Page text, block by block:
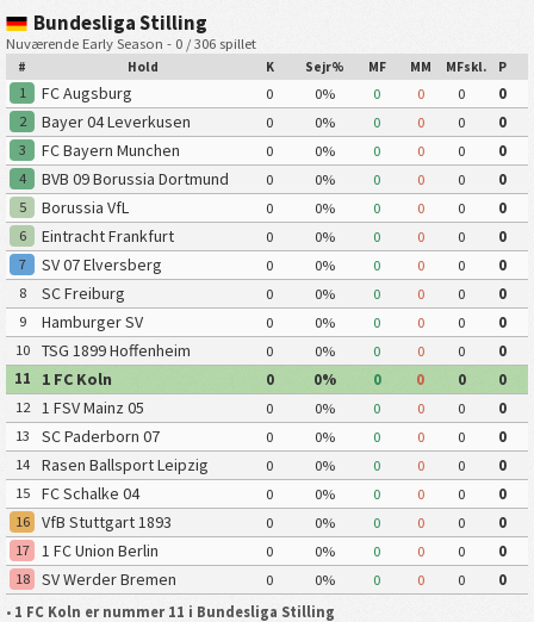
Bundesliga Stilling
Nuværende Early Season - 0 / 306 spillet
# Hold K Sejr% MF MM MFskl. P
1 FC Augsburg 0 0% 0 0 0
0
2
Bayer 04 Leverkusen 0 0% 0 0 0
0
3
FC Bayern Munchen 0 0% 0 0 0
0
4
BVB 09 Borussia Dortmund 0 0% 0 0 0
0
5
Borussia VfL
Monchengladbach
0 0% 0 0 0
0
6
Eintracht Frankfurt 0 0% 0 0 0
0
7
SV 07 Elversberg 0 0% 0 0 0
0
8
SC Freiburg 0 0% 0 0 0
0
9
Hamburger SV 0 0% 0 0 0
0
10
TSG 1899 Hoffenheim 0 0% 0 0 0
0
11
1 FC Koln 0 0% 0 0 0
0
12
1 FSV Mainz 05 0 0% 0 0 0
0
13
SC Paderborn 07 0 0% 0 0 0
0
14
Rasen Ballsport Leipzig 0 0% 0 0 0
0
15
FC Schalke 04 0 0% 0 0 0
0
16
VfB Stuttgart 1893 0 0% 0 0 0
0
17
1 FC Union Berlin 0 0% 0 0 0
0
18
SV Werder Bremen 0 0% 0 0 0
0
• 1 FC Koln er nummer 11 i Bundesliga Stilling